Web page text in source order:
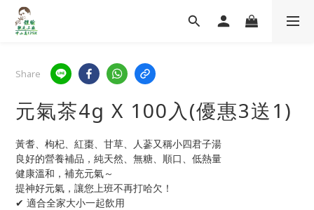
Share
元氣茶4g X 100入(優惠3送1)
黃耆、枸杞、紅棗、甘草、人蔘又稱小四君子湯
良好的營養補品，純天然、無糖、順口、低熱量
健康溫和，補充元氣～
提神好元氣，讓您上班不再打哈欠！
✔ 適合全家大小一起飲用